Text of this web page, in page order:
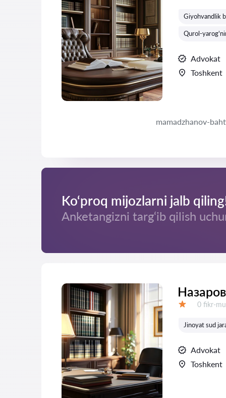
Giyohvandlik
Qurol-
Advokat
Toshkent
mamadzhanov-
Ko‘proq mijozlarni jalb
Anketangizni targ‘ib qilish
Fikrlar:
0 fikr-
Jinoyat sud
Advokat
Toshkent